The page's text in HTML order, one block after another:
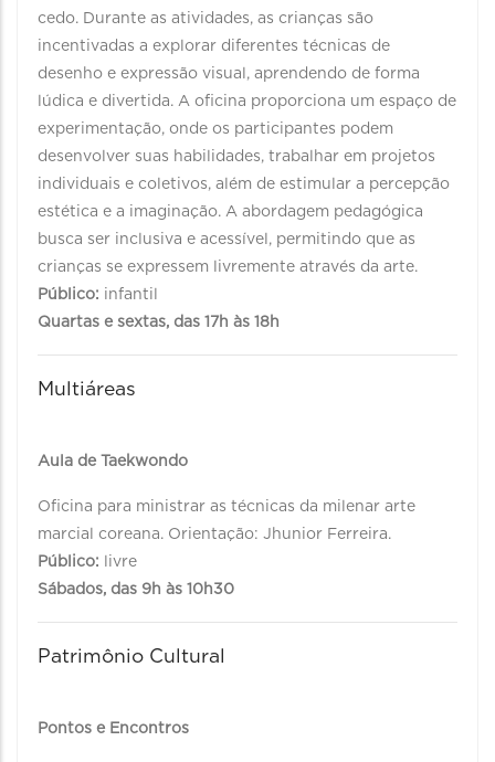
cedo. Durante as atividades, as crianças são
incentivadas a explorar diferentes técnicas de
desenho e expressão visual, aprendendo de forma
lúdica e divertida. A oficina proporciona um espaço de
experimentação, onde os participantes podem
desenvolver suas habilidades, trabalhar em projetos
individuais e coletivos, além de estimular a percepção
estética e a imaginação. A abordagem pedagógica
busca ser inclusiva e acessível, permitindo que as
crianças se expressem livremente através da arte.
Público: infantil
Quartas e sextas, das 17h às 18h
Multiáreas
Aula de Taekwondo
Oficina para ministrar as técnicas da milenar arte
marcial coreana. Orientação: Jhunior Ferreira.
Público: livre
Sábados, das 9h às 10h30
Patrimônio Cultural
Pontos e Encontros